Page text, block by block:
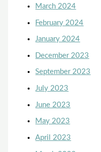
March 2024
February 2024
January 2024
December 2023
September 2023
July 2023
June 2023
May 2023
April 2023